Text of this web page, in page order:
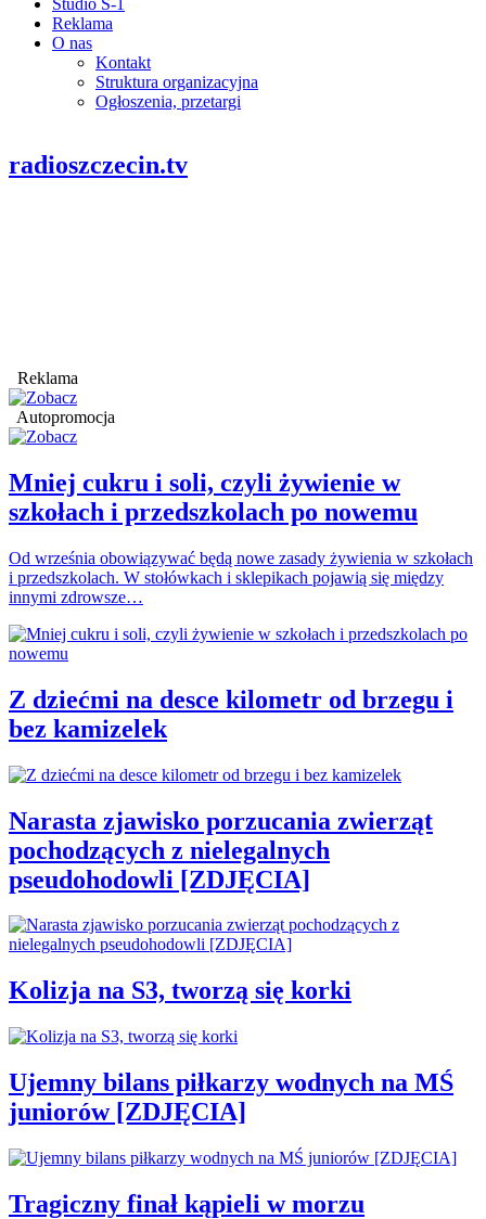
Studio S-1
Reklama
O nas
Kontakt
Struktura organizacyjna
Ogłoszenia, przetargi
radioszczecin.tv
Reklama
Autopromocja
Mniej cukru i soli, czyli żywienie w
szkołach i przedszkolach po nowemu
Od września obowiązywać będą nowe zasady żywienia w szkołach
i przedszkolach. W stołówkach i sklepikach pojawią się między
innymi zdrowsze…
Z dziećmi na desce kilometr od brzegu i
bez kamizelek
Narasta zjawisko porzucania zwierząt
pochodzących z nielegalnych
pseudohodowli [ZDJĘCIA]
Kolizja na S3, tworzą się korki
Ujemny bilans piłkarzy wodnych na MŚ
juniorów [ZDJĘCIA]
Tragiczny finał kąpieli w morzu